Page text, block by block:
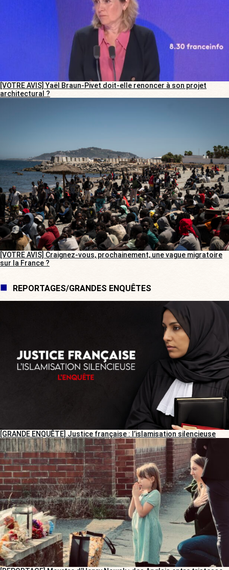
[VOTRE AVIS] Yaël Braun-Pivet doit-elle renoncer à son projet
architectural ?
[VOTRE AVIS] Craignez-vous, prochainement, une vague migratoire
sur la France ?
REPORTAGES/GRANDES ENQUÊTES
[GRANDE ENQUÊTE] Justice française : l’islamisation silencieuse